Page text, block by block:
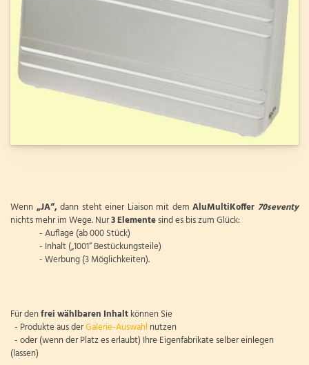
Wenn „JA“,dann steht einer Liaison mit demAluMultiKoffer 70seventy
nichts mehr im Wege. Nur3 Elementesind es bis zum Glück:
- Auflage (ab 000 Stück)
- Inhalt („1001“ Bestückungsteile)
- Werbung (3 Möglichkeiten).
Für denfrei wählbaren Inhaltkönnen Sie
- Produkte aus derGalerie-Auswahl nutzen
- oder (wenn der Platz es erlaubt) Ihre Eigenfabrikate selber einlegen
(lassen)